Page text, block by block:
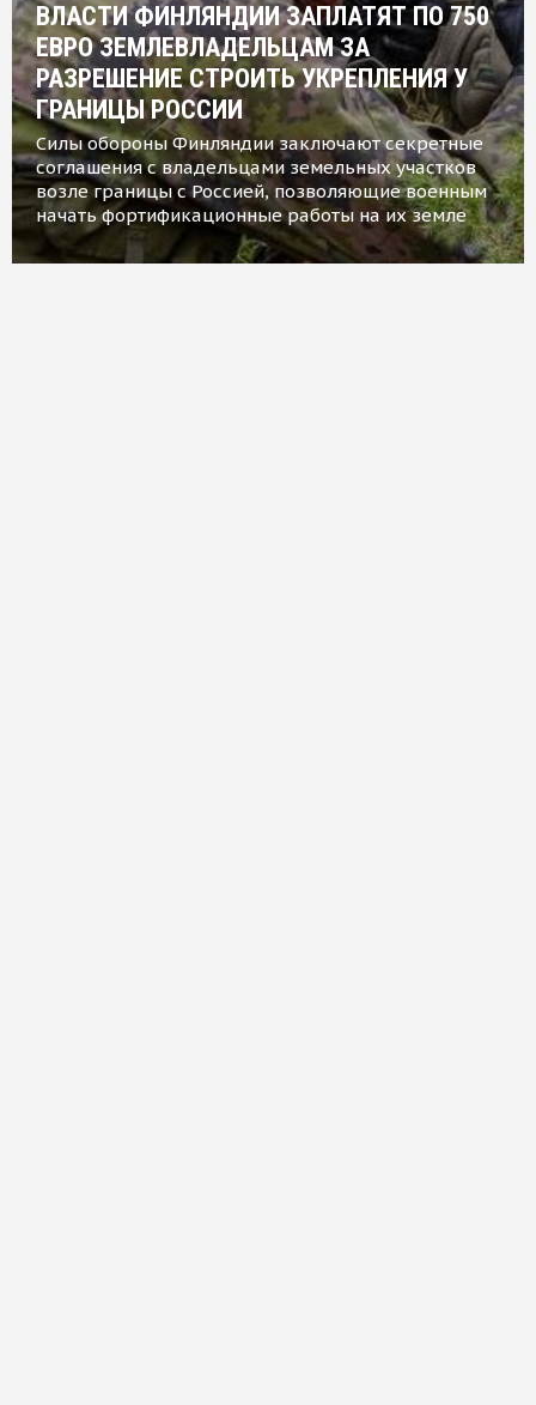
ВЛАСТИ ФИНЛЯНДИИ ЗАПЛАТЯТ ПО 750
ЕВРО ЗЕМЛЕВЛАДЕЛЬЦАМ ЗА
РАЗРЕШЕНИЕ СТРОИТЬ УКРЕПЛЕНИЯ У
ГРАНИЦЫ РОССИИ
Силы обороны Финляндии заключают секретные
соглашения с владельцами земельных участков
возле границы с Россией, позволяющие военным
начать фортификационные работы на их земле